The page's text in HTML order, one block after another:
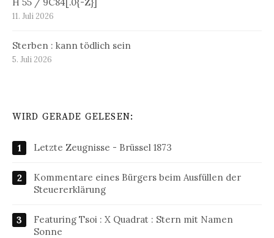
11. Juli 2026
Sterben : kann tödlich sein
5. Juli 2026
WIRD GERADE GELESEN:
Letzte Zeugnisse - Brüssel 1873
Kommentare eines Bürgers beim Ausfüllen der
Steuererklärung
Featuring Tsoi : X Quadrat : Stern mit Namen
Sonne